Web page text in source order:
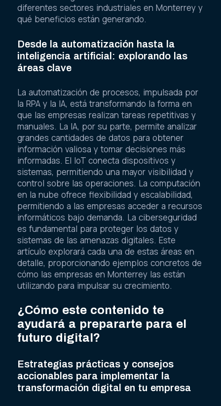
diferentes sectores industriales en Monterrey y
qué beneficios están generando.
Desde la automatización hasta la
inteligencia artificial: explorando las
áreas clave
La automatización de procesos, impulsada por
la RPA y la IA, está transformando la forma en
que las empresas realizan tareas repetitivas y
manuales. La IA, por su parte, permite analizar
grandes cantidades de datos para obtener
información valiosa y tomar decisiones más
informadas. El IoT conecta dispositivos y
sistemas, permitiendo una mayor visibilidad y
control sobre las operaciones. La computación
en la nube ofrece flexibilidad y escalabilidad,
permitiendo a las empresas acceder a recursos
informáticos bajo demanda. La ciberseguridad
es fundamental para proteger los datos y
sistemas de las amenazas digitales. Este
artículo explorará cada una de estas áreas en
detalle, proporcionando ejemplos concretos de
cómo las empresas en Monterrey las están
utilizando para impulsar su crecimiento.
¿Cómo este contenido te
ayudará a prepararte para el
futuro digital?
Estrategias prácticas y consejos
accionables para implementar la
transformación digital en tu empresa